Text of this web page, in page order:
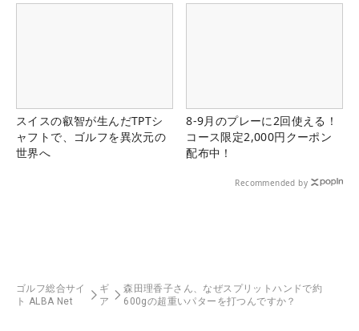
スイスの叡智が生んだTPTシ
ャフトで、ゴルフを異次元の
世界へ
8-9月のプレーに2回使える！
コース限定2,000円クーポン
配布中！
Recommended by
ゴルフ総合サイ
ト ALBA Net
ギ
ア
森田理香子さん、なぜスプリットハンドで約
600gの超重いパターを打つんですか？